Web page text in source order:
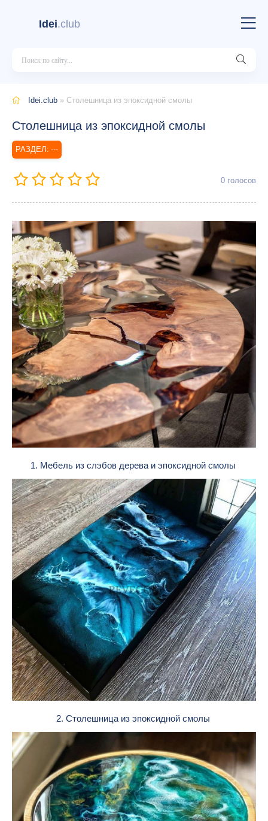
Idei.club
Idei.club » Столешница из эпоксидной смолы
Столешница из эпоксидной смолы
---
0 голосов
1. Мебель из слэбов дерева и эпоксидной смолы
2. Столешница из эпоксидной смолы